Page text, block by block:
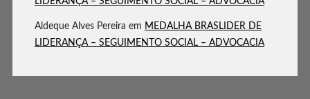
Aldeque Alves Pereira em MEDALHA BRASLIDER DE
LIDERANÇA – SEGUIMENTO SOCIAL – ADVOCACIA